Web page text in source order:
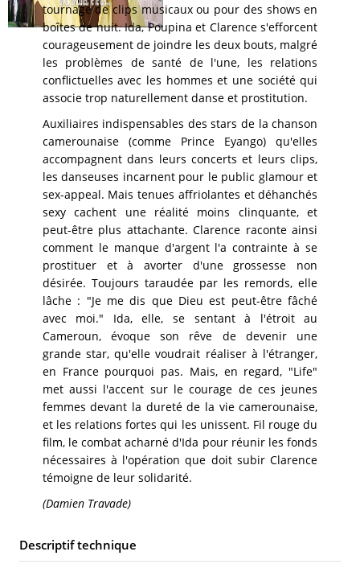
tournage de clips musicaux ou pour des shows en
boîtes de nuit. Ida, Poupina et Clarence s'efforcent
courageusement de joindre les deux bouts, malgré
les problèmes de santé de l'une, les relations
conflictuelles avec les hommes et une société qui
associe trop naturellement danse et prostitution.
Auxiliaires indispensables des stars de la chanson
camerounaise (comme Prince Eyango) qu'elles
accompagnent dans leurs concerts et leurs clips,
les danseuses incarnent pour le public glamour et
sex-appeal. Mais tenues affriolantes et déhanchés
sexy cachent une réalité moins clinquante, et
peut-être plus attachante. Clarence raconte ainsi
comment le manque d'argent l'a contrainte à se
prostituer et à avorter d'une grossesse non
désirée. Toujours taraudée par les remords, elle
lâche : "Je me dis que Dieu est peut-être fâché
avec moi." Ida, elle, se sentant à l'étroit au
Cameroun, évoque son rêve de devenir une
grande star, qu'elle voudrait réaliser à l'étranger,
en France pourquoi pas. Mais, en regard, "Life"
met aussi l'accent sur le courage de ces jeunes
femmes devant la dureté de la vie camerounaise,
et les relations fortes qui les unissent. Fil rouge du
film, le combat acharné d'Ida pour réunir les fonds
nécessaires à l'opération que doit subir Clarence
témoigne de leur solidarité.
(Damien Travade)
Descriptif technique